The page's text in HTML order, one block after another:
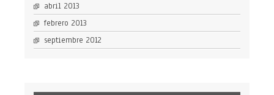
abril 2013
febrero 2013
septiembre 2012